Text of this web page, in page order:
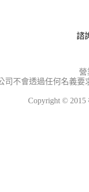
諮
營
司不會透過任何名義
Copyright ©